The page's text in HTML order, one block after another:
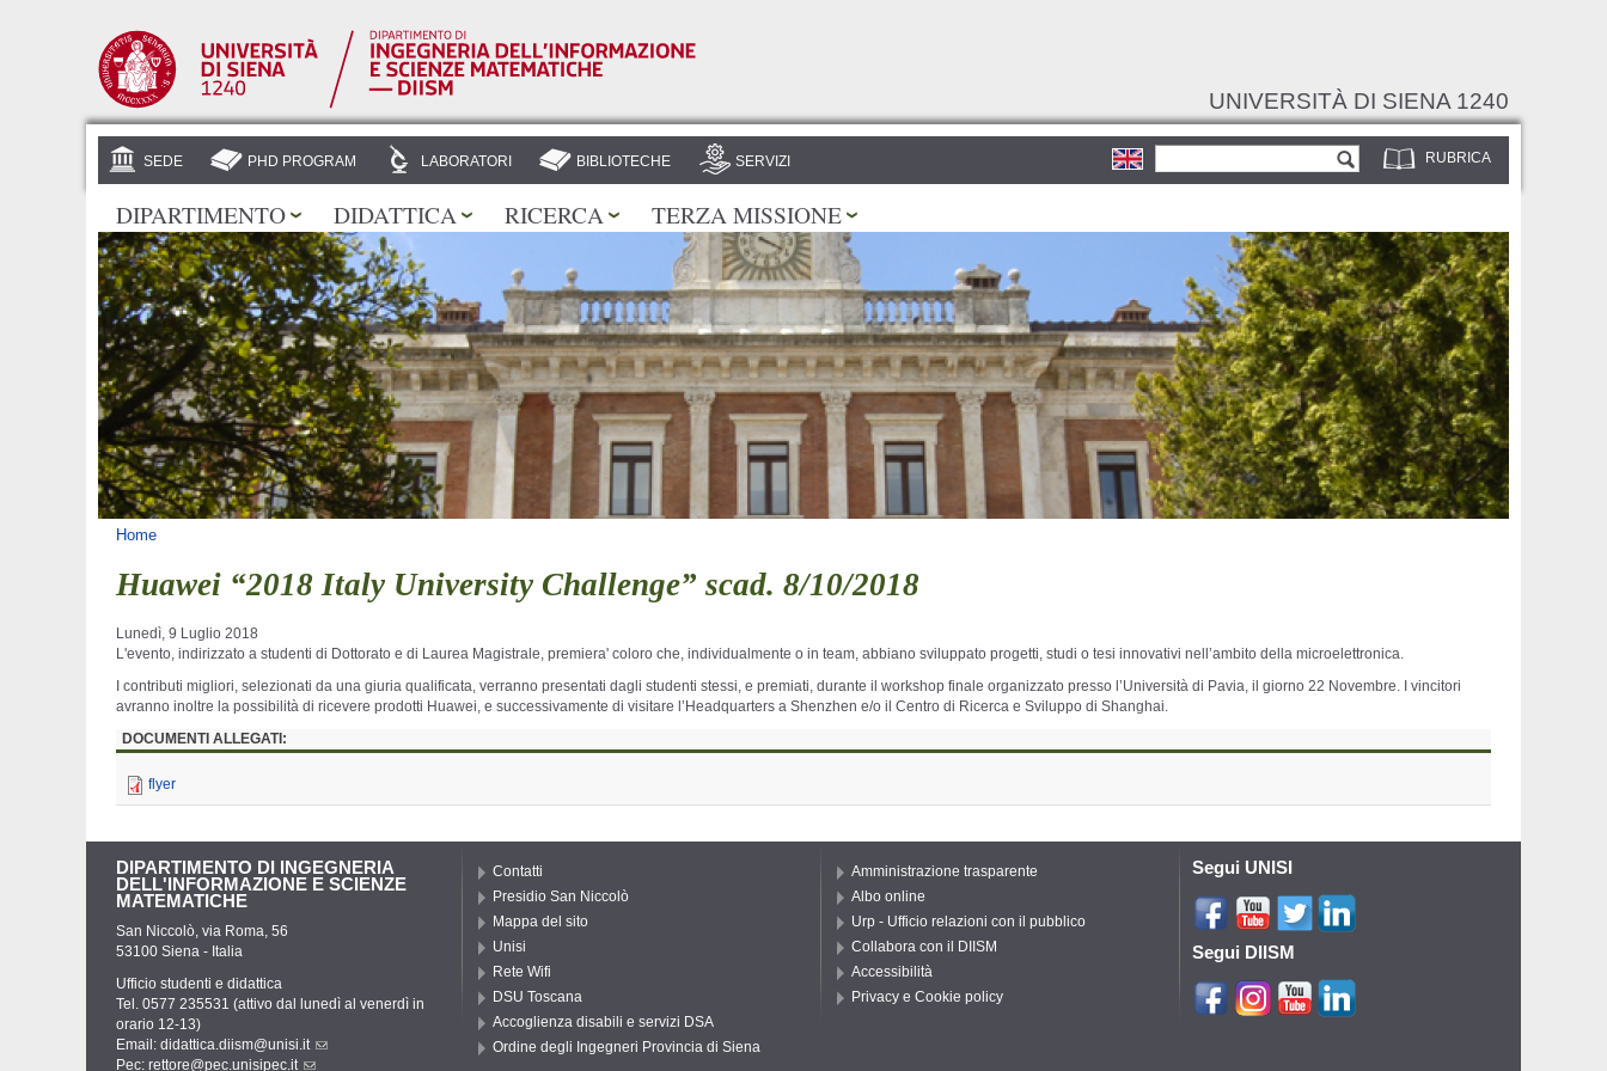
UNIVERSITÀ DI SIENA 1240
RUBRICA
Form di ricerca
SEDE PHD PROGRAM LABORATORI BIBLIOTECHE SERVIZI
DIPARTIMENTO DIDATTICA RICERCA TERZA MISSIONE
Tu sei qui
Home
Huawei “2018 Italy University Challenge” scad. 8/10/2018
Lunedì, 9 Luglio 2018
L'evento, indirizzato a studenti di Dottorato e di Laurea Magistrale, premiera' coloro che, individualmente o in team, abbiano sviluppato progetti, studi o tesi innovativi nell’ambito della microelettronica.
I contributi migliori, selezionati da una giuria qualificata, verranno presentati dagli studenti stessi, e premiati, durante il workshop finale organizzato presso l’Università di Pavia, il giorno 22 Novembre. I vincitori
avranno inoltre la possibilità di ricevere prodotti Huawei, e successivamente di visitare l’Headquarters a Shenzhen e/o il Centro di Ricerca e Sviluppo di Shanghai.
DOCUMENTI ALLEGATI:
flyer
DIPARTIMENTO DI INGEGNERIA
DELL'INFORMAZIONE E SCIENZE
MATEMATICHE
San Niccolò, via Roma, 56
53100 Siena - Italia
Ufficio studenti e didattica
Tel. 0577 235531 (attivo dal lunedì al venerdì in
orario 12-13)
Email: didattica.diism@unisi.it
Pec: rettore@pec.unisipec.it
Contatti
Presidio San Niccolò
Mappa del sito
Unisi
Rete Wifi
DSU Toscana
Accoglienza disabili e servizi DSA
Ordine degli Ingegneri Provincia di Siena
Amministrazione trasparente
Albo online
Urp - Ufficio relazioni con il pubblico
Collabora con il DIISM
Accessibilità
Privacy e Cookie policy
Segui UNISI
Segui DIISM